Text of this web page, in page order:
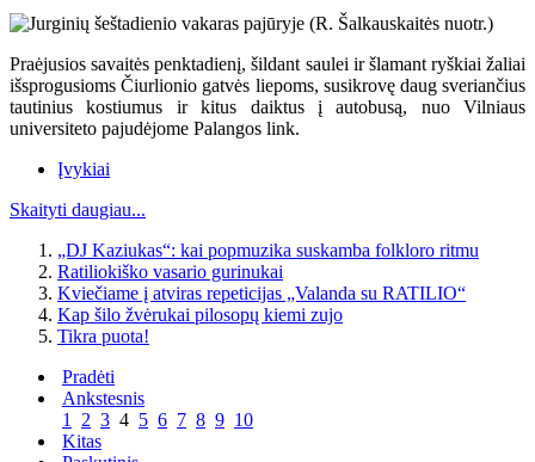
Praėjusios savaitės penktadienį, šildant saulei ir šlamant ryškiai žaliai
išsprogusioms Čiurlionio gatvės liepoms, susikrovę daug sveriančius
tautinius kostiumus ir kitus daiktus į autobusą, nuo Vilniaus
universiteto pajudėjome Palangos link.
Įvykiai
Skaityti daugiau...
„DJ Kaziukas“: kai popmuzika suskamba folkloro ritmu
Ratiliokiško vasario gurinukai
Kviečiame į atviras repeticijas „Valanda su RATILIO“
Kap šilo žvėrukai pilosopų kiemi zujo
Tikra puota!
Pradėti
Ankstesnis
1 2 3 4 5 6 7 8 9 10
Kitas